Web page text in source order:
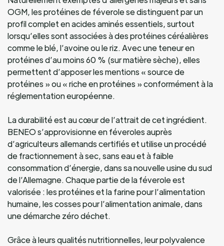
OGM, les protéines de féverole se distinguent par un
profil complet en acides aminés essentiels, surtout
lorsqu’elles sont associées à des protéines céréalières
comme le blé, l’avoine ou le riz. Avec une teneur en
protéines d’au moins 60 % (sur matière sèche), elles
permettent d’apposer les mentions « source de
protéines » ou « riche en protéines » conformément à la
réglementation européenne.
La durabilité est au cœur de l’attrait de cet ingrédient.
BENEO s’approvisionne en féveroles auprès
d’agriculteurs allemands certifiés et utilise un procédé
de fractionnement à sec, sans eau et à faible
consommation d’énergie, dans sa nouvelle usine du sud
de l’Allemagne. Chaque partie de la féverole est
valorisée : les protéines et la farine pour l’alimentation
humaine, les cosses pour l’alimentation animale, dans
une démarche zéro déchet.
Grâce à leurs qualités nutritionnelles, leur polyvalence